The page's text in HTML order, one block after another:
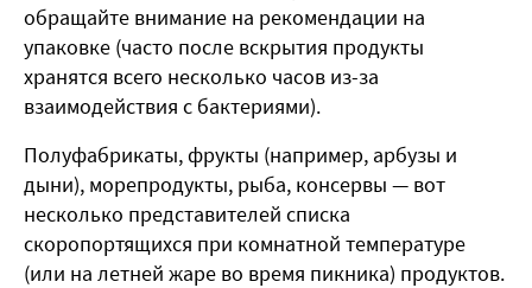
обращайте внимание на рекомендации на
упаковке (часто после вскрытия продукты
хранятся всего несколько часов из-за
взаимодействия с бактериями).
Полуфабрикаты, фрукты (например, арбузы и
дыни), морепродукты, рыба, консервы — вот
несколько представителей списка
скоропортящихся при комнатной температуре
(или на летней жаре во время пикника) продуктов.